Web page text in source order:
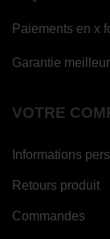
Paiements en x
Garantie
VOTRE
Informations
Retours produit
Commandes